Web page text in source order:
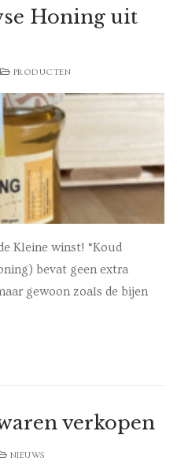
Honing uit
PRODUCTEN
Kleine winst! “Koud
bevat geen extra
gewoon zoals de bijen
verkopen
NIEUWS